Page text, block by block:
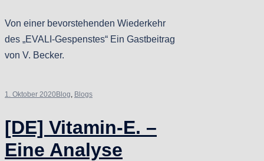
Von einer bevorstehenden Wiederkehr
des „EVALI-Gespenstes“ Ein Gastbeitrag
von V. Becker.
1. Oktober 2020 Blog, Blogs
[DE] Vitamin-E. –
Eine Analyse